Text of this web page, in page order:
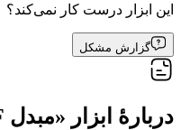
این ابزار درست کار نمی‌کند؟
گزارش مشکل
دربارهٔ ابزار «مبدل AVIF به BMP آنلاین»